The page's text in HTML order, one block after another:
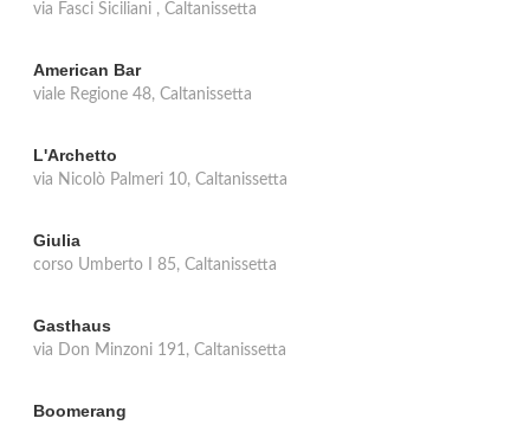
via Fasci Siciliani , Caltanissetta
American Bar
viale Regione 48, Caltanissetta
L'Archetto
via Nicolò Palmeri 10, Caltanissetta
Giulia
corso Umberto I 85, Caltanissetta
Gasthaus
via Don Minzoni 191, Caltanissetta
Boomerang